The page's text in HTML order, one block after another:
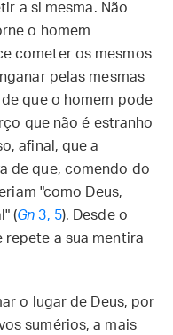
a si mesma. Não
o homem
cometer os mesmos
pelas mesmas
que o homem pode
que não é estranho
afinal, que a
de que, comendo do
"como Deus,
(Gn 3, 5). Desde o
repete a sua mentira
o lugar de Deus, por
sumérios, a mais